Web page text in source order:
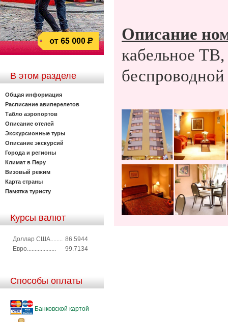
В этом разделе
Общая информация
Расписание авиперелетов
Табло аэропортов
Описание отелей
Экскурсионные туры
Описание экскурсий
Города и регионы
Климат в Перу
Визовый режим
Карта страны
Памятка туристу
Курсы валют
Доллар США........ 86.5944
Евро...................
99.7134
Способы оплаты
Банковской картой
Описание
кабельное